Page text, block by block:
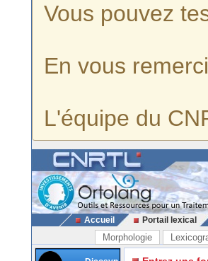
Vous pouvez
En vous
L'équipe du
Accueil Portail lexical
Morphologie